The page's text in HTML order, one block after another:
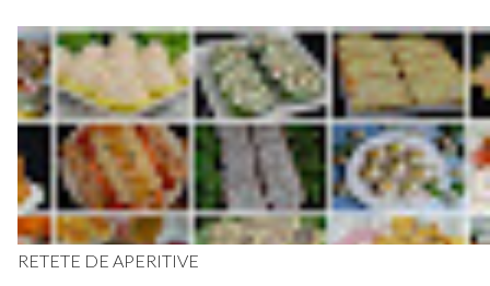
RETETE DE APERITIVE